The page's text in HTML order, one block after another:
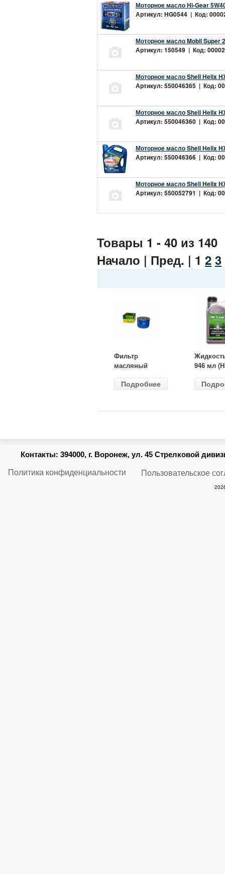
Моторное масло Hi-Gear
Артикул: HG0544 | Код:
Моторное масло Mobil Super
Артикул: 150549 | Код:
Моторное масло Shell Helix
Артикул: 550046365 | Код:
Моторное масло Shell Helix
Артикул: 550046360 | Код:
Моторное масло Shell Helix
Артикул: 550046366 | Код:
Моторное масло Shell Helix
Артикул: 550052791 | Код:
Товары 1 - 40 из 140
Начало | Пред. | 1 2 3
Фильтр
масляный
(MANN) W
Подробнее
946 мл
Контакты: 394000, г. Воронеж, ул. 45 Стрелковой
Политика конфиденциальности Пользовательское